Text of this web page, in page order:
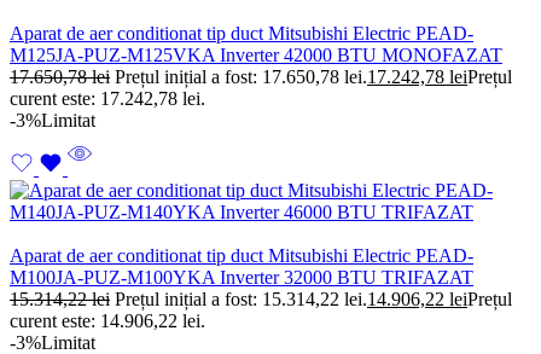
Aparat de aer conditionat tip duct Mitsubishi Electric PEAD-
M125JA-PUZ-M125VKA Inverter 42000 BTU MONOFAZAT
17.650,78lei Prețul inițial a fost: 17.650,78 lei.17.242,78 leiPrețul
curent este: 17.242,78 lei.
-3%Limitat
Aparat de aer conditionat tip duct Mitsubishi Electric PEAD-
M100JA-PUZ-M100YKA Inverter 32000 BTU TRIFAZAT
15.314,22lei Prețul inițial a fost: 15.314,22 lei.14.906,22 leiPrețul
curent este: 14.906,22 lei.
-3%Limitat